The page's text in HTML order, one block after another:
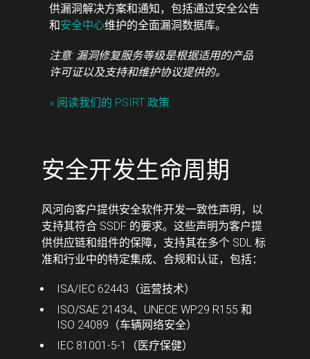
供漏洞解决方案和通知，包括通过安全公告
和安全中心维护的全面漏洞数据库。
注意: 漏洞修复服务等级是根据适用的产品
许可证以及支持和维护协议提供的。
» 阅读我们的 PSIRT 政策
安全开发生命周期
风河向客户提供安全软件开发一致性声明，以
支持其符合 SSDF 的要求。这些声明为客户提
供供应链和组件的保障，支持其在多个 SDL 标
准和行业中的特定集成、合规和认证，包括：
ISA/IEC 62443（运营技术）
ISO/SAE 21434、UNECE WP.29 R155 和
ISO 24089（车辆网络安全）
IEC 81001-5-1（医疗保健）